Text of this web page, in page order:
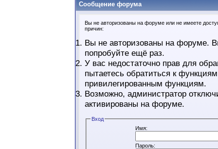
Сообщение форума
Вы не авторизованы на форуме или не имеете
причин:
Вы не авторизованы на форуме.
попробуйте ещё раз.
У вас недостаточно прав для
пытаетесь обратиться к
привилегированным функциям.
Возможно, администратор
активированы на форуме.
Вход
Имя:
Пароль: